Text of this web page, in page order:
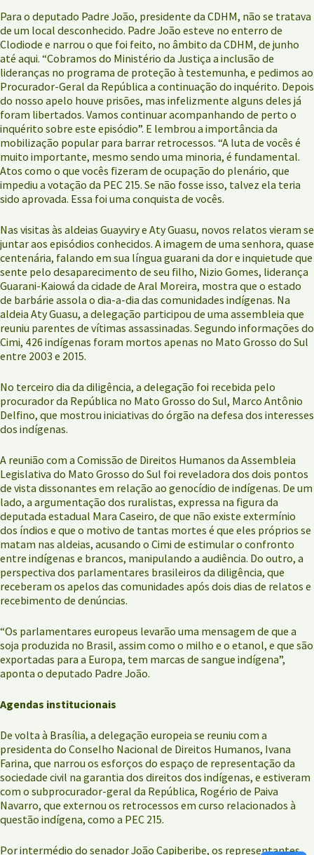
Para o deputado Padre João, presidente da CDHM, não se tratava
de um local desconhecido. Padre João esteve no enterro de
Clodiode e narrou o que foi feito, no âmbito da CDHM, de junho
até aqui. “Cobramos do Ministério da Justiça a inclusão de
lideranças no programa de proteção à testemunha, e pedimos ao
Procurador-Geral da República a continuação do inquérito. Depois
do nosso apelo houve prisões, mas infelizmente alguns deles já
foram libertados. Vamos continuar acompanhando de perto o
inquérito sobre este episódio”. E lembrou a importância da
mobilização popular para barrar retrocessos. “A luta de vocês é
muito importante, mesmo sendo uma minoria, é fundamental.
Atos como o que vocês fizeram de ocupação do plenário, que
impediu a votação da PEC 215. Se não fosse isso, talvez ela teria
sido aprovada. Essa foi uma conquista de vocês.
Nas visitas às aldeias Guayviry e Aty Guasu, novos relatos vieram se
juntar aos episódios conhecidos. A imagem de uma senhora, quase
centenária, falando em sua língua guarani da dor e inquietude que
sente pelo desaparecimento de seu filho, Nizio Gomes, liderança
Guarani-Kaiowá da cidade de Aral Moreira, mostra que o estado
de barbárie assola o dia-a-dia das comunidades indígenas. Na
aldeia Aty Guasu, a delegação participou de uma assembleia que
reuniu parentes de vítimas assassinadas. Segundo informações do
Cimi, 426 indígenas foram mortos apenas no Mato Grosso do Sul
entre 2003 e 2015.
No terceiro dia da diligência, a delegação foi recebida pelo
procurador da República no Mato Grosso do Sul, Marco Antônio
Delfino, que mostrou iniciativas do órgão na defesa dos interesses
dos indígenas.
A reunião com a Comissão de Direitos Humanos da Assembleia
Legislativa do Mato Grosso do Sul foi reveladora dos dois pontos
de vista dissonantes em relação ao genocídio de indígenas. De um
lado, a argumentação dos ruralistas, expressa na figura da
deputada estadual Mara Caseiro, de que não existe extermínio
dos índios e que o motivo de tantas mortes é que eles próprios se
matam nas aldeias, acusando o Cimi de estimular o confronto
entre indígenas e brancos, manipulando a audiência. Do outro, a
perspectiva dos parlamentares brasileiros da diligência, que
receberam os apelos das comunidades após dois dias de relatos e
recebimento de denúncias.
“Os parlamentares europeus levarão uma mensagem de que a
soja produzida no Brasil, assim como o milho e o etanol, e que são
exportadas para a Europa, tem marcas de sangue indígena”,
aponta o deputado Padre João.
Agendas institucionais
De volta à Brasília, a delegação europeia se reuniu com a
presidenta do Conselho Nacional de Direitos Humanos, Ivana
Farina, que narrou os esforços do espaço de representação da
sociedade civil na garantia dos direitos dos indígenas, e estiveram
com o subprocurador-geral da República, Rogério de Paiva
Navarro, que externou os retrocessos em curso relacionados à
questão indígena, como a PEC 215.
Por intermédio do senador João Capiberibe, os representantes